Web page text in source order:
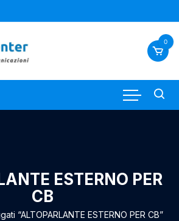
0
ESTERNO PER
CB
“ALTOPARLANTE ESTERNO PER CB”